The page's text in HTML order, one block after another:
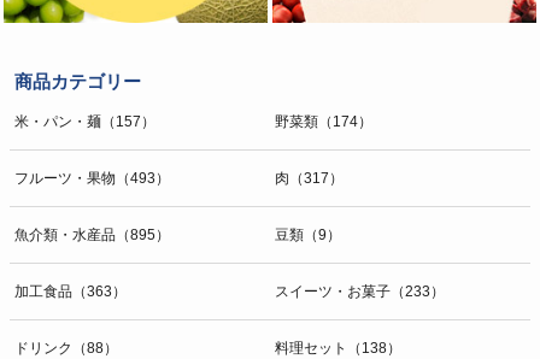
商品カテゴリー
米・パン・麺（157） 野菜類（174）
フルーツ・果物（493） 肉（317）
魚介類・水産品（895） 豆類（9）
加工食品（363） スイーツ・お菓子（233）
ドリンク（88） 料理セット（138）